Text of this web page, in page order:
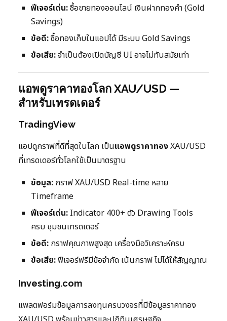
ฟีเจอร์เด่น:ซื้อขายทองออนไลน์ เงินฝากทองคำ (Gold
Savings)
ข้อดี:ซื้อทองเก็บในแอปได้ มีระบบ Gold Savings
ข้อเสีย:จำเป็นต้องเปิดบัญชี UI อาจไม่ทันสมัยเท่า
แอพดูราคาทองโลก XAU/USD —
สำหรับเทรดเดอร์
TradingView
แอปดูกราฟที่ดีที่สุดในโลก เป็นแอพดูราคาทองXAU/USD
ที่เทรดเดอร์ทั่วโลกใช้เป็นมาตรฐาน
ข้อมูล: กราฟ XAU/USD Real-time หลาย
Timeframe
ฟีเจอร์เด่น: Indicator 400+ ตัว Drawing Tools
ครบ ชุมชนเทรดเดอร์
ข้อดี: กราฟคุณภาพสูงสุด เครื่องมือวิเคราะห์ครบ
ข้อเสีย:ฟีเจอร์ฟรีมีข้อจำกัด เน้นกราฟ ไม่ได้ให้สัญญาณ
Investing.com
แพลตฟอร์มข้อมูลการลงทุนครบวงจรที่มีข้อมูลราคาทอง